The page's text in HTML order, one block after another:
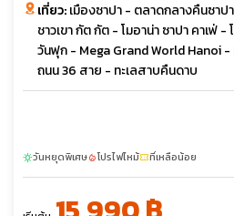
เที่ยว:เมืองซาปา - ตลาดกลางคืนซา
ชาวเขา กัต กัต - โมอาน่า ซาปา คาเฟ่
วันฟุก - Mega Grand World Hanoi -
ถนน 36 สาย - ทะเลสาบคืนดาบ
sunnyวันหยุดพิเศษlocal_fire_departmentโปรไฟไหม้confirmation_numberที่เหลือน้อย